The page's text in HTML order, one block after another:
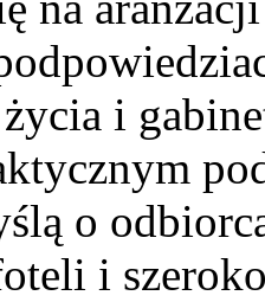
i
o
i